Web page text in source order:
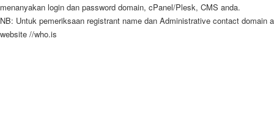
menanyakan login dan password domain, cPanel/Plesk, CMS anda.
NB: Untuk pemeriksaan registrant name dan Administrative contact domain
website //who.is